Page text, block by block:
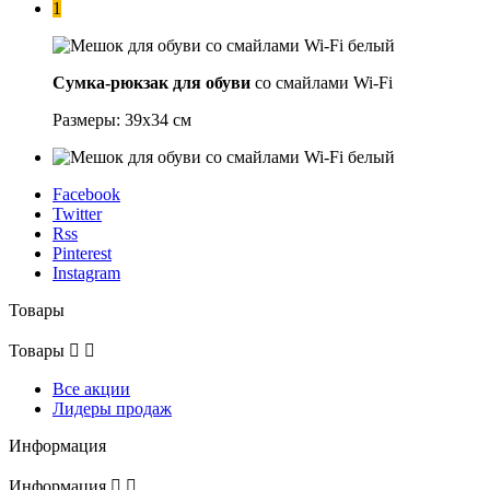
1
Сумка-рюкзак для обуви со смайлами Wi-Fi
Размеры: 39x34 см
Facebook
Twitter
Rss
Pinterest
Instagram
Товары
Товары  
Все акции
Лидеры продаж
Информация
Информация  